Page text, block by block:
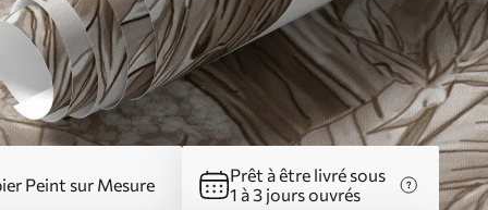
Peint sur Mesure
Prêt à être livré sous
1 à 3 jours ouvrés